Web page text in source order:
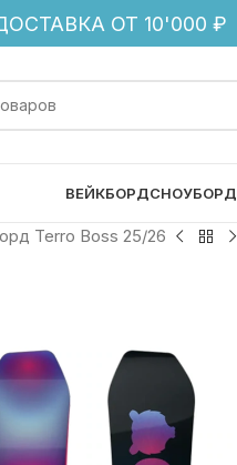
ОТ 10'000 ₽
ВЕЙКБОРДСНОУБОРД
Terro Boss 25/26